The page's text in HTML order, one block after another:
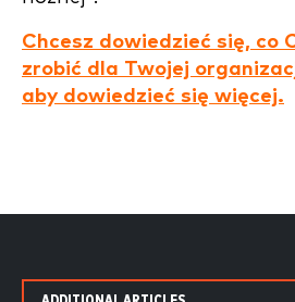
Chcesz dowiedzieć się, co
zrobić dla Twojej
aby dowiedzieć się więcej.